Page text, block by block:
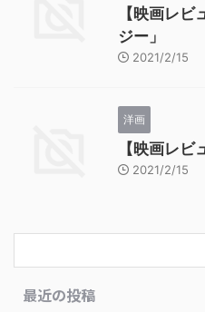
【映画レ
ジー」
2021/2/15
洋画
【映画レビ
2021/2/15
最近の投稿